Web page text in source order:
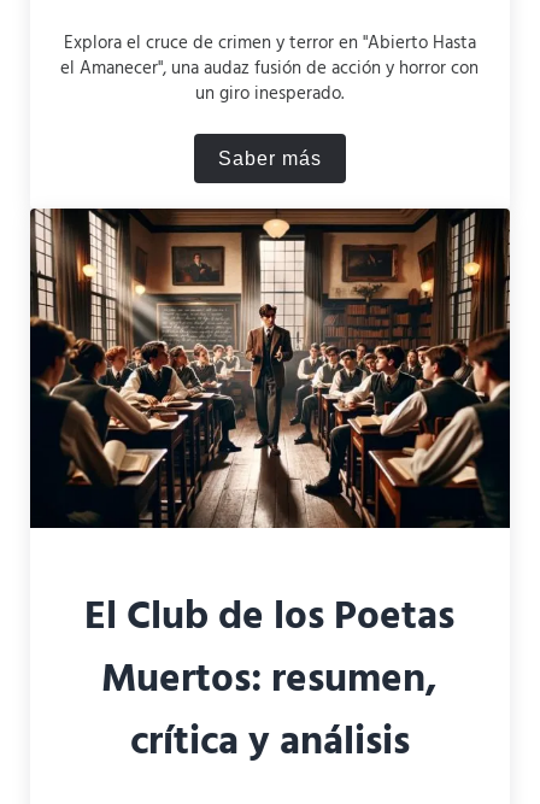
Explora el cruce de crimen y terror en "Abierto Hasta
el Amanecer", una audaz fusión de acción y horror con
un giro inesperado.
Saber másAbierto Hasta el Amanecer
El Club de los Poetas
Muertos: resumen,
crítica y análisis